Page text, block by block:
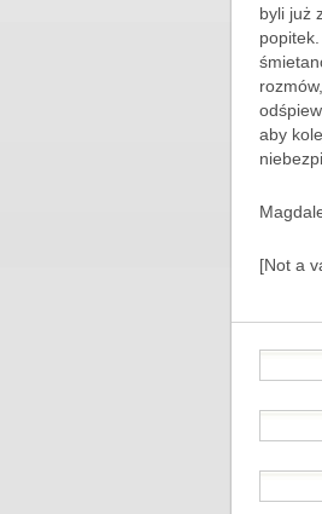
byli już
aby
[Not a